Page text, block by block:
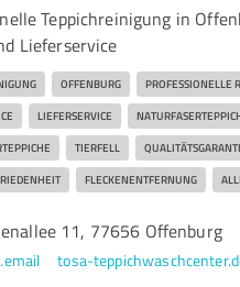
Teppichreinigung in
Lieferservice
OFFENBURG PROFESSIONELLE
LIEFERSERVICE
TIERFELL
FLECKENENTFERNUNG
11, 77656 Offenburg
tosa-